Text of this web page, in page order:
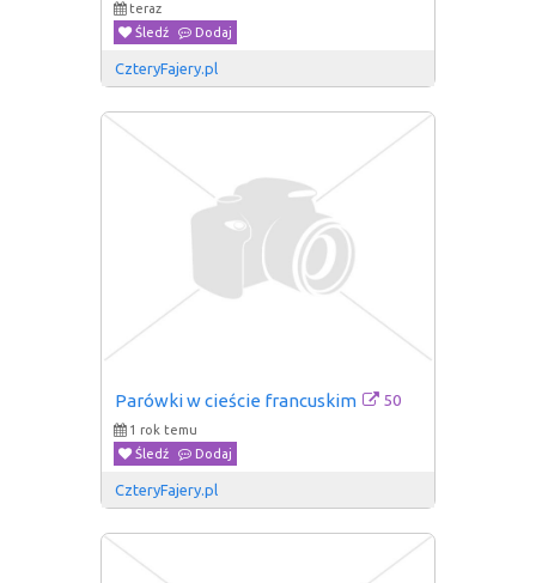
teraz
Śledź
Dodaj
CzteryFajery.pl
Parówki w cieście francuskim 50
1 rok temu
Śledź
Dodaj
CzteryFajery.pl